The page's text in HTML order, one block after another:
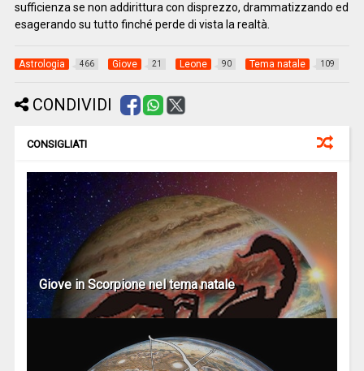
sufficienza se non addirittura con disprezzo, drammatizzando ed
esagerando su tutto finché perde di vista la realtà.
Astrologia 466 Giove 21 Leone 90 Tema natale 109
CONDIVIDI
CONSIGLIATI
Giove in Scorpione nel tema natale